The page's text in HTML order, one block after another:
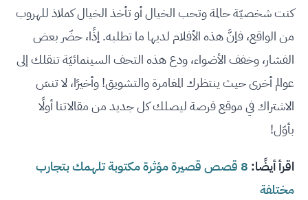
كنت شخصيّة حالمة وتحب الخيال أو تأخذ الخيال كملاذ للهروب
من الواقع، فإنَّ هذه الأفلام لديها ما تطلبه. إذًا، حضّر بعض
الفشار، وخفف الأضواء، ودع هذه التحف السينمائيّة تنقلك إلى
عوالم أخرى حيث ينتظرك المغامرة والتشويق! وأخيرًا، لا تنسَ
الاشتراك في موقع فرصة ليصلك كل جديد من مقالاتنا أولًا
بأوّل!
اقرأ أيضًا:
8 قصص قصيرة مؤثرة مكتوبة تلهمك بتجارب
مختلفة